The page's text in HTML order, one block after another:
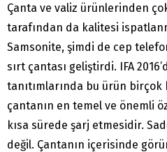
Çanta ve valiz ürünlerinden
tarafından da kalitesi
Samsonite, şimdi de cep
sırt çantası geliştirdi. IFA
tanıtımlarında bu ürün birçok
çantanın en temel ve önemli
kısa sürede şarj etmesidir.
değil. Çantanın içerisinde